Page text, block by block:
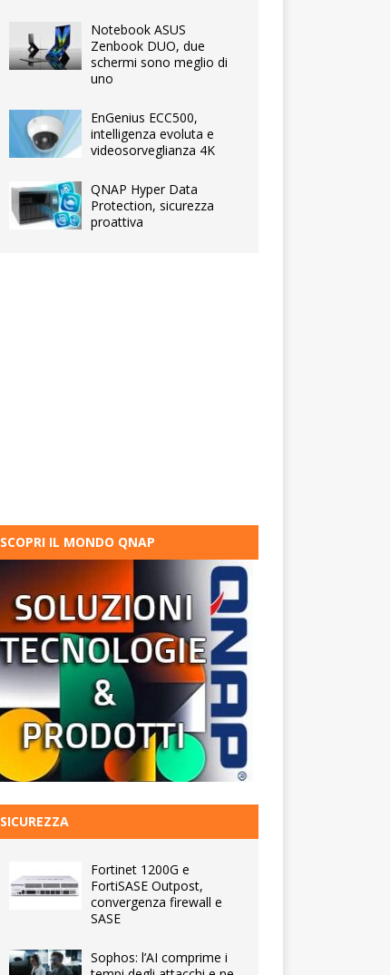
Notebook ASUS
Zenbook DUO, due
schermi sono meglio di
uno
EnGenius ECC500,
intelligenza evoluta e
videosorveglianza 4K
QNAP Hyper Data
Protection, sicurezza
proattiva
SCOPRI IL MONDO QNAP
SICUREZZA
Fortinet 1200G e
FortiSASE Outpost,
convergenza firewall e
SASE
Sophos: l’AI comprime i